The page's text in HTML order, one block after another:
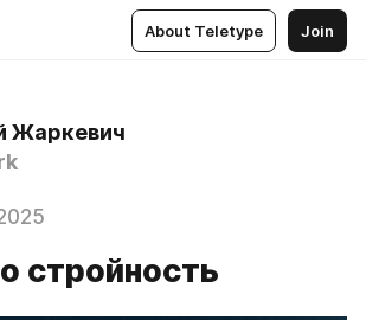
About Teletype Join
Жаркевич
стройность